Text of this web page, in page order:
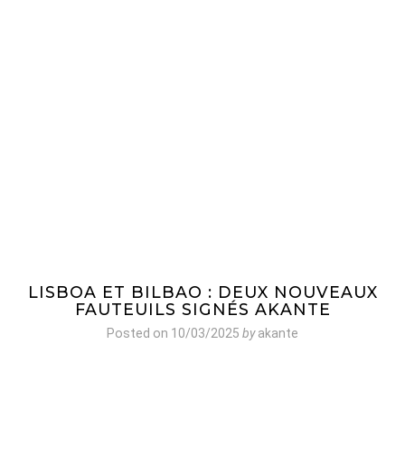
LISBOA ET BILBAO : DEUX NOUVEAUX
FAUTEUILS SIGNÉS AKANTE
Posted on 10/03/2025 byakante